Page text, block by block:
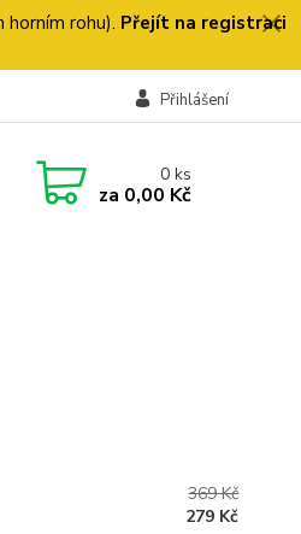
rohu). Přejít na registraci
Přihlášení
0ks
za 0,00 Kč
369 Kč
279 Kč